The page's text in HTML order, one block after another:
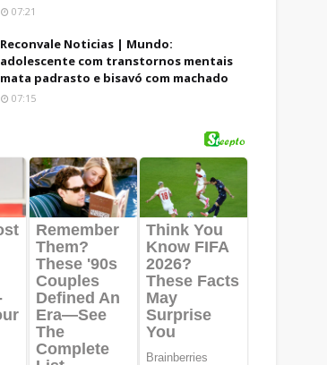
07:21
Reconvale Noticias | Mundo:
adolescente com transtornos mentais
mata padrasto e bisavó com machado
07:15